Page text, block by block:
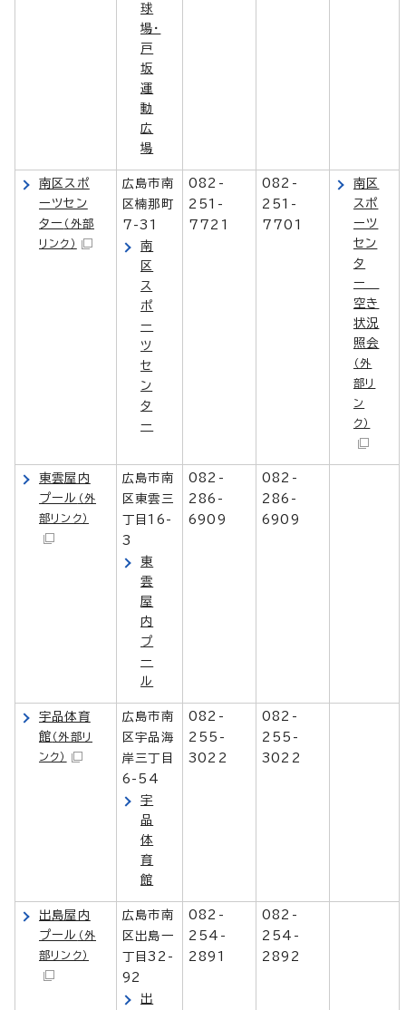
球
場・
戸
坂
運
動
広
場
南区スポ
ーツセン
ター （外部
リンク）
広島市南
区楠那町
7-31
南
区
ス
ポ
ー
ツ
セ
ン
タ
ー
082-
251-
7721
082-
251-
7701
南区
スポ
ーツ
セン
タ
ー
空き
状況
照会
（外
部リ
ン
ク）
東雲屋内
プール （外
部リンク）
広島市南
区東雲三
丁目16-
3
東
雲
屋
内
プ
ー
ル
082-
286-
6909
082-
286-
6909
宇品体育
館 （外部リ
ンク）
広島市南
区宇品海
岸三丁目
6-54
宇
品
体
育
館
082-
255-
3022
082-
255-
3022
出島屋内
プール （外
部リンク）
広島市南
区出島一
丁目32-
92
出
082-
254-
2891
082-
254-
2892